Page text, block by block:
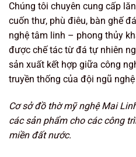
Chúng tôi chuyên cung cấp
cuốn thư, phù điêu, bàn ghế
nghệ tâm linh – phong thủy
được chế tác từ đá tự nhiên
sản xuất kết hợp giữa công
truyền thống của đội ngũ
Cơ sở đồ thờ mỹ nghệ Mai
các sản phẩm cho các công
miền đất nước.